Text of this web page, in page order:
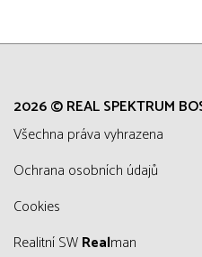
2026 © REAL SPEKTRUM
všechna práva vyhrazena
Ochrana osobních údajů
Cookies
Realitní SWRealman